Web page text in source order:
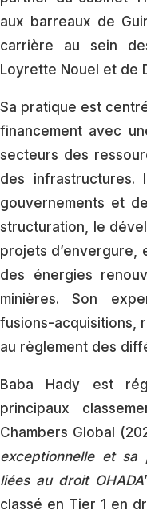
aux barreaux de
carrière au sein
Loyrette Nouel et de
Sa pratique est
financement avec
secteurs des
des infrastructures.
gouvernements et
structuration, le
projets d’envergure,
des énergies
minières. Son
fusions-acquisitions,
au règlement des
Baba Hady est
principaux
Chambers Global
exceptionnelle et sa
liées au droit OHADA
classé en Tier 1 en